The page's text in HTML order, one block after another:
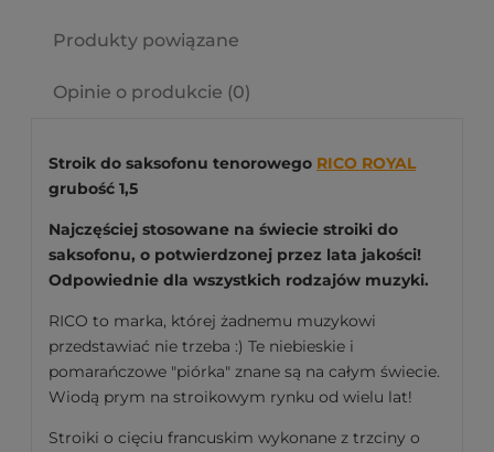
Produkty powiązane
Opinie o produkcie (0)
Stroik do saksofonu tenorowego RICO ROYAL
grubość 1,5
Najczęściej stosowane na świecie stroiki do
saksofonu, o potwierdzonej przez lata jakości!
Odpowiednie dla wszystkich rodzajów muzyki.
RICO to marka, której żadnemu muzykowi
przedstawiać nie trzeba :) Te niebieskie i
pomarańczowe "piórka" znane są na całym świecie.
Wiodą prym na stroikowym rynku od wielu lat!
Stroiki o cięciu francuskim wykonane z trzciny o